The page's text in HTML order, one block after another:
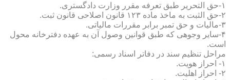
۱-حق التحریر طبق تعرفه مقرر وزارت دادگستری.
۲-حق الثبت به ماخذ ماده ۱۲۳ قانون اصلاحی قانون ثبت.
۳-مالیات و حق تمبر برابر مقررات مالیاتی.
۴-سایر وجوهی که طبق قوانین وصول آن به عهده دفترخانه محول
است.
مراحل تنظیم سند در دفاتر اسناد رسمی:
۱- احراز هویت.
۲- احراز اهلیت.